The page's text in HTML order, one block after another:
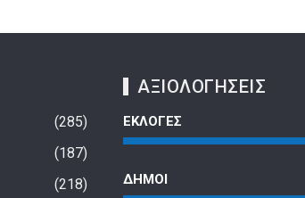
285
187
218
ΑΞΙΟΛΟΓΗΣΕΙΣ
ΕΚΛΟΓΕΣ
ΔΗΜΟΙ